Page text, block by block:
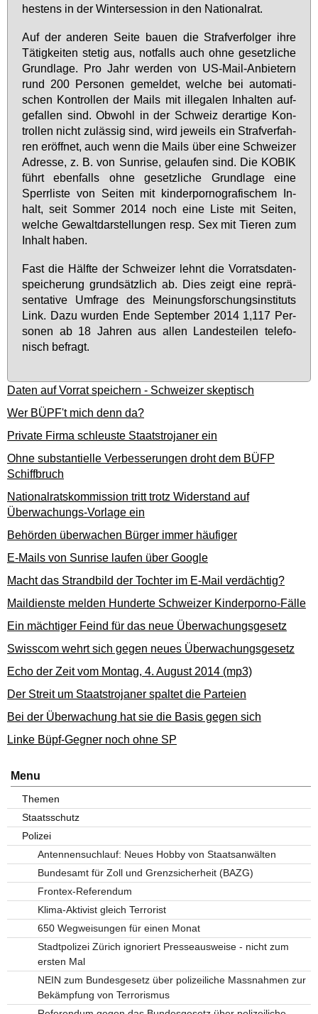
hes­tens in der Win­ter­ses­si­on in den Na­tio­nal­rat.
Auf der an­de­ren Sei­te bau­en die Straf­ver­fol­ger ih­re
Tä­tig­kei­ten ste­tig aus, not­falls auch oh­ne ge­setz­li­che
Grund­la­ge. Pro Jahr wer­den von US-Mail-An­bie­tern
rund 200 Per­so­nen ge­mel­det, wel­che bei au­to­ma­ti­
schen Kon­trol­len der Mails mit il­le­ga­len In­hal­ten auf­
ge­fal­len sind. Ob­wohl in der Schweiz der­ar­ti­ge Kon­
trol­len nicht zu­läs­sig sind, wird je­weils ein Straf­ver­fah­
ren er­öff­net, auch wenn die Mails über ei­ne Schwei­zer
Adres­se, z. B. von Sun­ri­se, ge­lau­fen sind. Die KO­BIK
führt eben­falls oh­ne ge­setz­li­che Grund­la­ge ei­ne
Sperr­lis­te von Sei­ten mit kin­der­por­no­gra­fi­schem In­
halt, seit Som­mer 2014 noch ei­ne Lis­te mit Sei­ten,
wel­che Ge­walt­dar­stel­lun­gen resp. Sex mit Tie­ren zum
In­halt ha­ben.
Fast die Hälf­te der Schwei­zer lehnt die Vor­rats­da­ten­
spei­che­rung grund­sätz­lich ab. Dies zeigt ei­ne re­prä­
sen­ta­ti­ve Um­fra­ge des Mei­nungs­for­schungs­in­sti­tuts
Link. Da­zu wur­den En­de Sep­tem­ber 2014 1,117 Per­
so­nen ab 18 Jah­ren aus al­len Lan­des­tei­len te­le­fo­
nisch be­fragt.
Daten auf Vorrat speichern - Schweizer skeptisch
Wer BÜPF't mich denn da?
Private Firma schleuste Staatstrojaner ein
Ohne substantielle Verbesserungen droht dem BÜFP
Schiffbruch
Nationalratskommission tritt trotz Widerstand auf
Überwachungs-Vorlage ein
Behörden überwachen Bürger immer häufiger
E-Mails von Sunrise laufen über Google
Macht das Strandbild der Tochter im E-Mail verdächtig?
Maildienste melden Hunderte Schweizer Kinderporno-Fälle
Ein mächtiger Feind für das neue Überwachungsgesetz
Swisscom wehrt sich gegen neues Überwachungsgesetz
Echo der Zeit vom Montag, 4. August 2014 (mp3)
Der Streit um Staatstrojaner spaltet die Parteien
Bei der Überwachung hat sie die Basis gegen sich
Linke Büpf-Gegner noch ohne SP
Menu
Themen
Staatsschutz
Polizei
Antennensuchlauf: Neues Hobby von Staatsanwälten
Bundesamt für Zoll und Grenzsicherheit (BAZG)
Frontex-Referendum
Klima-Aktivist gleich Terrorist
650 Wegweisungen für einen Monat
Stadtpolizei Zürich ignoriert Presseausweise - nicht zum
ersten Mal
NEIN zum Bundesgesetz über polizeiliche Massnahmen zur
Bekämpfung von Terrorismus